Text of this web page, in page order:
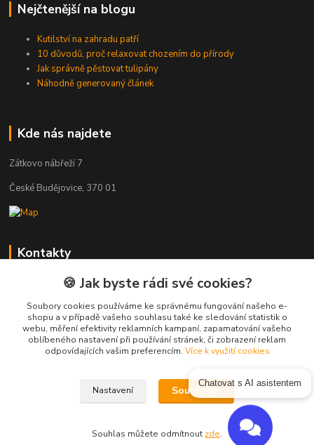
Nejčtenější na blogu
Kutilství na zahradu patří
10 důvodů, proč relaxovat chozením do přírody
Jak správně pěstovat tulipány
Náhodně generovaný článek
Kde nás najdete
Zátkovo nábřeží 7
České Budějovice, 370 01
Kontakty
Zákaznická podpora Eshop-rychle
+420 333 222 111
(Po-Pá, 8-16 hod.)
info@vas-eshop.cz
🍪 Jak byste rádi své cookies?
Soubory cookies používáme ke správnému fungování našeho e-
shopu a v případě vašeho souhlasu také ke sledování statistik o
webu, měření efektivity reklamních kampaní, zapamatování vašeho
oblíbeného nastavení při používání stránek, či zobrazení reklam
odpovídajících vašim preferencím. Více k využití cookies
Nastavení Souhlasím
Souhlas můžete odmítnout zde.
Chatovat s AI asistentem